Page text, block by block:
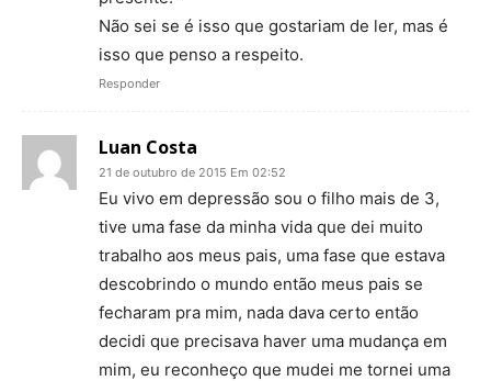
Não sei se é isso que gostariam de ler, mas é
isso que penso a respeito.
Responder
Luan Costa
21 de outubro de 2015 Em 02:52
Eu vivo em depressão sou o filho mais de 3,
tive uma fase da minha vida que dei muito
trabalho aos meus pais, uma fase que estava
descobrindo o mundo então meus pais se
fecharam pra mim, nada dava certo então
decidi que precisava haver uma mudança em
mim, eu reconheço que mudei me tornei uma